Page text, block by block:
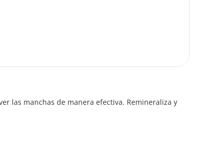
las manchas de manera efectiva. Remineraliza y